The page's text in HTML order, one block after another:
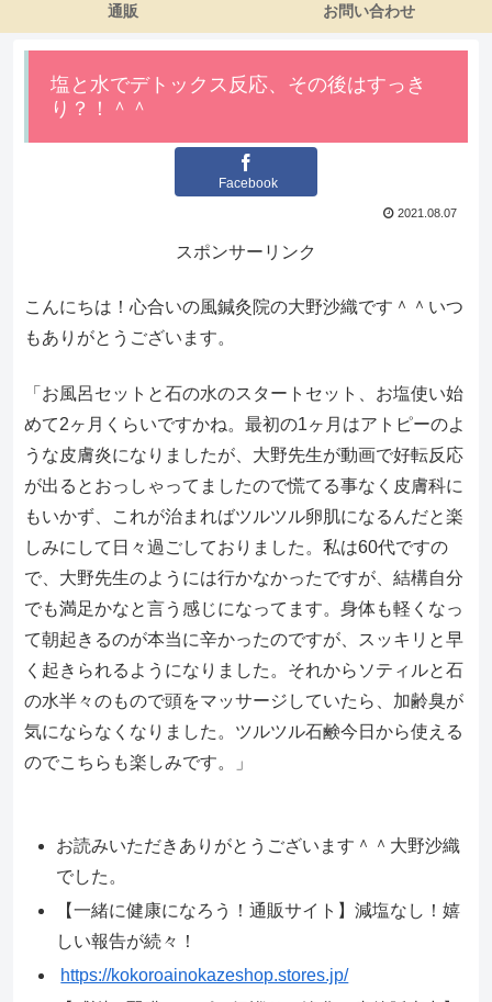
通販 お問い合わせ
塩と水でデトックス反応、その後はすっき
り？！＾＾
Facebook
2021.08.07
スポンサーリンク
こんにちは！心合いの風鍼灸院の大野沙織です＾＾いつ
もありがとうございます。
「お風呂セットと石の水のスタートセット、お塩使い始
めて2ヶ月くらいですかね。最初の1ヶ月はアトピーのよ
うな皮膚炎になりましたが、大野先生が動画で好転反応
が出るとおっしゃってましたので慌てる事なく皮膚科に
もいかず、これが治まればツルツル卵肌になるんだと楽
しみにして日々過ごしておりました。私は60代ですの
で、大野先生のようには行かなかったですが、結構自分
でも満足かなと言う感じになってます。身体も軽くなっ
て朝起きるのが本当に辛かったのですが、スッキリと早
く起きられるようになりました。それからソティルと石
の水半々のもので頭をマッサージしていたら、加齢臭が
気にならなくなりました。ツルツル石鹸今日から使える
のでこちらも楽しみです。」
お読みいただきありがとうございます＾＾大野沙織
でした。
【一緒に健康になろう！通販サイト】減塩なし！嬉
しい報告が続々！
https://kokoroainokazeshop.stores.jp/